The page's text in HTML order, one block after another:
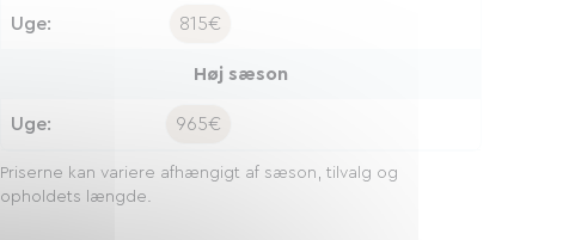
Uge: 815€
Høj sæson
Uge: 965€
Priserne kan variere afhængigt af sæson, tilvalg og
opholdets længde.